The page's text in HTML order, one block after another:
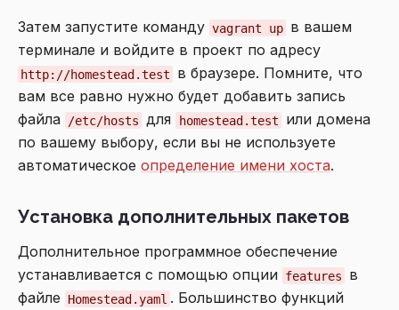
Затем запустите команду vagrant up в вашем
терминале и войдите в проект по адресу
http://homestead.test
в браузере. Помните, что
вам все равно нужно будет добавить запись
файла
/etc/hosts для homestead.test
или домена
по вашему выбору, если вы не используете
автоматическое определение имени хоста.
Установка дополнительных пакетов
Дополнительное программное обеспечение
устанавливается с помощью опции features
в
файле
Homestead.yaml . Большинство функций